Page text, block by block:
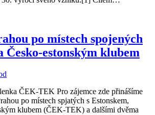
po místech spojených
Česko-estonským klubem
ČEK-TEK Pro zájemce zde přinášíme
po místech spjatých s Estonskem,
klubem (ČEK-TEK) a dalšími dvěma